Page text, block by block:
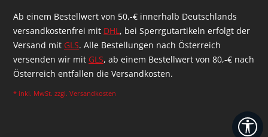
Ab einem Bestellwert von 50,-€ innerhalb Deutschlands
versandkostenfrei mit DHL, bei Sperrgutartikeln erfolgt der
Versand mit GLS. Alle Bestellungen nach Österreich
versenden wir mit GLS, ab einem Bestellwert von 80,-€ nach
Österreich entfallen die Versandkosten.
* inkl. MwSt. zzgl. Versandkosten